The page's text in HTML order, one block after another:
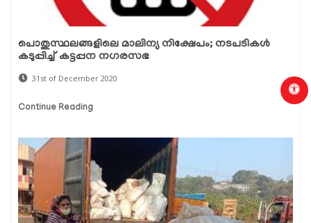
പൊതുസ്ഥലങ്ങളിലെ മാലിന്യ നിക്ഷേപം; നടപടികള്‍
കടുപ്പിച്ച് കട്ടപ്പന നഗരസഭ
31st of December 2020
Continue Reading